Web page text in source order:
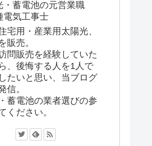
・蓄電池の元営業職
電気工事士
宅用・産業用太陽光、
販売。
問販売を経験していた
、後悔する人を1人で
たいと思い、当ブログ
信。
蓄電池の業者選びの参
ください。